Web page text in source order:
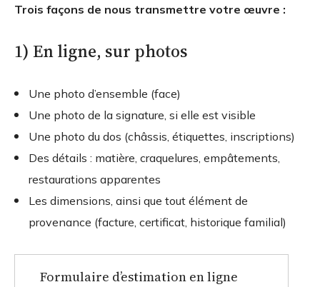
Trois façons de nous transmettre votre œuvre :
1) En ligne, sur photos
Une photo d’ensemble (face)
Une photo de la signature, si elle est visible
Une photo du dos (châssis, étiquettes, inscriptions)
Des détails : matière, craquelures, empâtements,
restaurations apparentes
Les dimensions, ainsi que tout élément de
provenance (facture, certificat, historique familial)
Formulaire d’estimation en ligne